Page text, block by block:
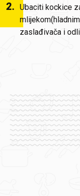
2. Ubaciti kockice
zaslađivača i